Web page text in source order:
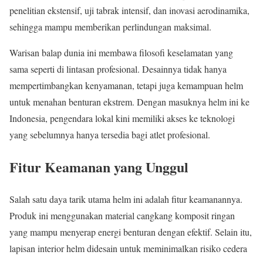
penelitian ekstensif, uji tabrak intensif, dan inovasi aerodinamika,
sehingga mampu memberikan perlindungan maksimal.
Warisan balap dunia ini membawa filosofi keselamatan yang
sama seperti di lintasan profesional. Desainnya tidak hanya
mempertimbangkan kenyamanan, tetapi juga kemampuan helm
untuk menahan benturan ekstrem. Dengan masuknya helm ini ke
Indonesia, pengendara lokal kini memiliki akses ke teknologi
yang sebelumnya hanya tersedia bagi atlet profesional.
Fitur Keamanan yang Unggul
Salah satu daya tarik utama helm ini adalah fitur keamanannya.
Produk ini menggunakan material cangkang komposit ringan
yang mampu menyerap energi benturan dengan efektif. Selain itu,
lapisan interior helm didesain untuk meminimalkan risiko cedera